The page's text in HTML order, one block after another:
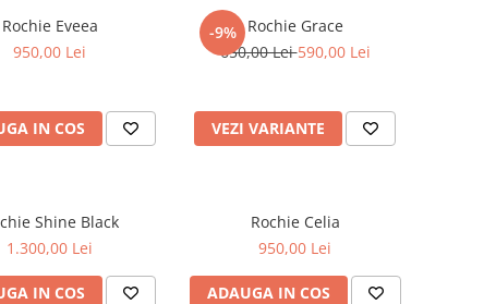
Rochie Eveea
950,00 Lei
IN COS
-9%
Rochie Grace
650,00 Lei590,00 Lei
VEZI VARIANTE
Shine Black
1.300,00 Lei
IN COS
Rochie Celia
950,00 Lei
ADAUGA IN COS